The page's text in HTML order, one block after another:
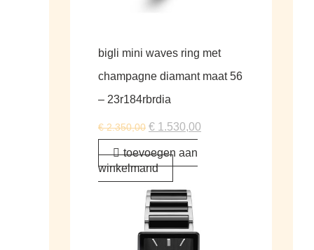
bigli mini waves ring met
champagne diamant maat 56
– 23r184rbrdia
€2.350,00 € 1.530,00
toevoegen aan
winkelmand